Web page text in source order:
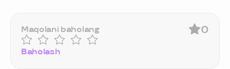
Maqolani baholang
Baholash
0